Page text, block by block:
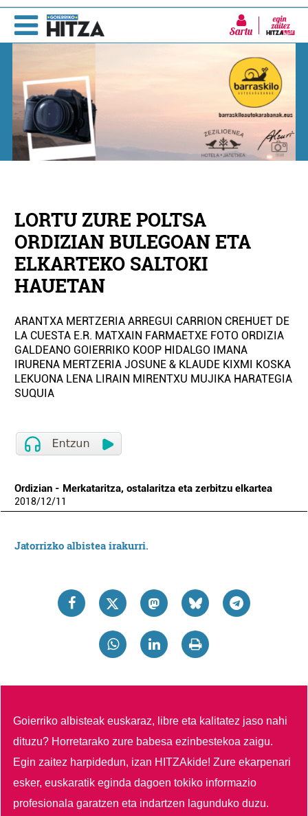
Sartu
LORTU ZURE POLTSA
ORDIZIAN BULEGOAN ETA
ELKARTEKO SALTOKI
HAUETAN
ARANTXA MERTZERIA ARREGUI CARRION CREHUET DE
LA CUESTA E.R. MATXAIN FARMAETXE FOTO ORDIZIA
GALDEANO GOIERRIKO KOOP HIDALGO IMANA
IRURENA MERTZERIA JOSUNE & KLAUDE KIXMI KOSKA
LEKUONA LENA LIRAIN MIRENTXU MUJIKA HARATEGIA
SUQUIA
Ordizian - Merkataritza, ostalaritza eta zerbitzu elkartea
2018/12/11
Jatorrizko albistea irakurri.
Goierriko albisteak euskaraz, libre eta kalitatez jaso nahi
dituzu? Horretarako zure babesa ezinbestekoa zaigu.
Egin zaitez harpidedun, izan HITZAkide!Zure ekarpenari
esker, euskaratik eginda dagoen tokiko informazio
profesionala garatzen eta indartzen lagunduko duzu.